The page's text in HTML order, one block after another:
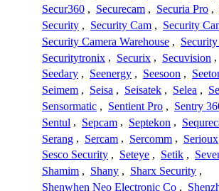
Secur360 , Securecam , Securia Pro ,
Security , Security Cam , Security
Security Camera Warehouse ,
Securitytronix , Securix , Secuvision ,
Seedary , Seenergy , Seesoon ,
Seimem , Seisa , Seisatek , Selea ,
Sensormatic , Sentient Pro , Sentry
Sentul , Sepcam , Septekon ,
Serang , Sercam , Sercomm , Serioux
Sesco Security , Seteye , Setik ,
Shamim , Shany , Sharx Security ,
Shenwhen Neo Electronic Co ,